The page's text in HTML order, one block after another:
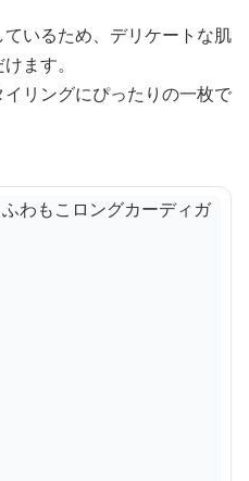
いるため、デリケートな肌
ます。
リングにぴったりの一枚で